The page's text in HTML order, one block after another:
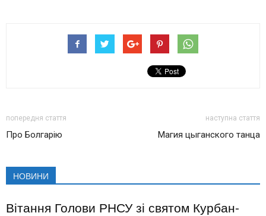
попередня стаття
Про Болгарію
наступна стаття
Магия цыганского танца
НОВИНИ
Вітання Голови РНСУ зі святом Курбан-